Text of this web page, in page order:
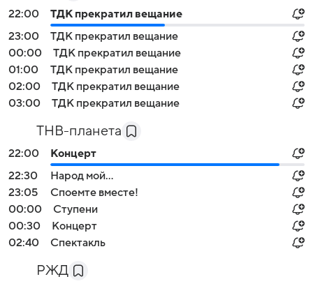
22:00
ТДК прекратил вещание
23:00
ТДК прекратил вещание
00:00
ТДК прекратил вещание
01:00
ТДК прекратил вещание
02:00
ТДК прекратил вещание
03:00
ТДК прекратил вещание
ТНВ-планета
22:00
Концерт
22:30
Народ мой...
23:05
Споемте вместе!
00:00
Ступени
00:30
Концерт
02:40
Спектакль
РЖД